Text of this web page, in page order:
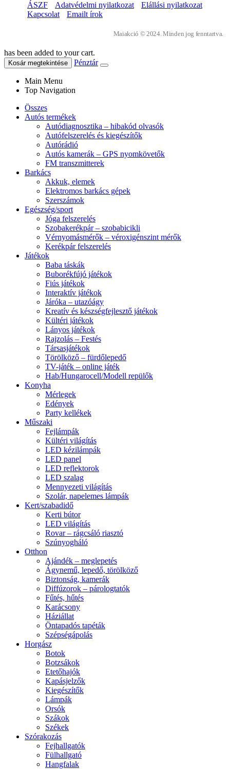
ÁSZF
Adatvédelmi nyilatkozat
Elállási nyilatkozat
Kapcsolat
Emailt írok
Maiakció © 2024. Minden jog fenntartva.
has been added to your cart.
Kosár megtekintése Pénztár
Main Menu
Top Navigation
Összes
Autós termékek
Autódiagnosztika – hibakód olvasók
Autófelszerelés és kiegészítők
Autórádió
Autós kamerák – GPS nyomkövetők
FM transzmitterek
Barkács
Akkuk, elemek
Elektromos barkács gépek
Szerszámok
Egészség/sport
Jóga felszerelés
Szobakerékpár – szobabicikli
Vérnyomásmérők – véroxigénszint mérők
Kerékpár felszerelés
Játékok
Baba táskák
Buborékfújó játékok
Fiús játékok
Interaktív játékok
Járóka – utazóágy
Kreatív és készségfejlesztő játékok
Kültéri játékok
Lányos játékok
Rajzolás – Festés
Társasjátékok
Törölköző – fürdőlepedő
TV-játék – online játék
Hab/Hungarocell/Modell repülők
Konyha
Mérlegek
Edények
Party kellékek
Műszaki
Fejlámpák
Kültéri világítás
LED kézilámpák
LED panel
LED reflektorok
LED szalag
Mennyezeti világítás
Szolár, napelemes lámpák
Kert/szabadidő
Kerti bútor
LED világítás
Rovar – rágcsáló riasztó
Szúnyogháló
Otthon
Ajándék – meglepetés
Ágynemű, lepedő, törölköző
Biztonság, kamerák
Diffúzorok – párologtatók
Fűtés, hűtés
Karácsony
Háziállat
Öntapadós tapéták
Szépségápolás
Horgász
Botok
Botzsákok
Etetőhajók
Kapásjelzők
Kiegészítők
Lámpák
Orsók
Szákok
Székek
Szórakozás
Fejhallgatók
Fülhallgató
Hangfalak